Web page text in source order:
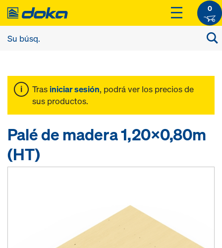
0
Tras iniciar sesión, podrá ver los precios de
sus productos.
Palé de madera 1,20x0,80m
(HT)